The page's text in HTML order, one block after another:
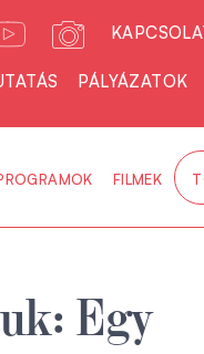
PÁLYÁZATOK
FILMEK
Egy